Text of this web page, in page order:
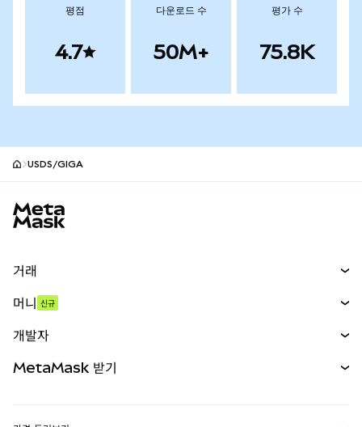
평점
4.7
다운로드 수
50M+
평가 수
75.8K
USDS/GIGA
거래
무기한 선물
실물자산
머니 신규
개발자
MetaMask 받기